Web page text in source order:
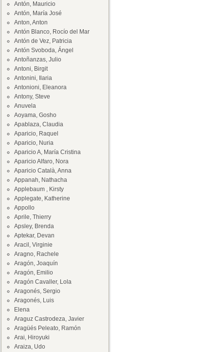
Antón, Mauricio
Antón, María José
Anton, Anton
Antón Blanco, Rocío del Mar
Antón de Vez, Patricia
Antón Svoboda, Ángel
Antoñanzas, Julio
Antoni, Birgit
Antonini, Ilaria
Antonioni, Eleanora
Antony, Steve
Anuvela
Aoyama, Gosho
Apablaza, Claudia
Aparicio, Raquel
Aparicio, Nuria
Aparicio A, María Cristina
Aparicio Alfaro, Nora
Aparicio Català, Anna
Appanah, Nathacha
Applebaum , Kirsty
Applegate, Katherine
Appollo
Aprile, Thierry
Apsley, Brenda
Aptekar, Devan
Aracil, Virginie
Aragno, Rachele
Aragón, Joaquín
Aragón, Emilio
Aragón Cavaller, Lola
Aragonés, Sergio
Aragonés, Luis
Elena
Araguz Castrodeza, Javier
Aragüés Peleato, Ramón
Arai, Hiroyuki
Araiza, Udo